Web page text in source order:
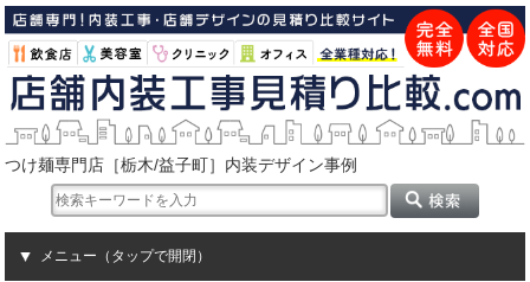
つけ麺専門店［栃木/益子町］内装デザイン事例
メニュー（タップで開閉）